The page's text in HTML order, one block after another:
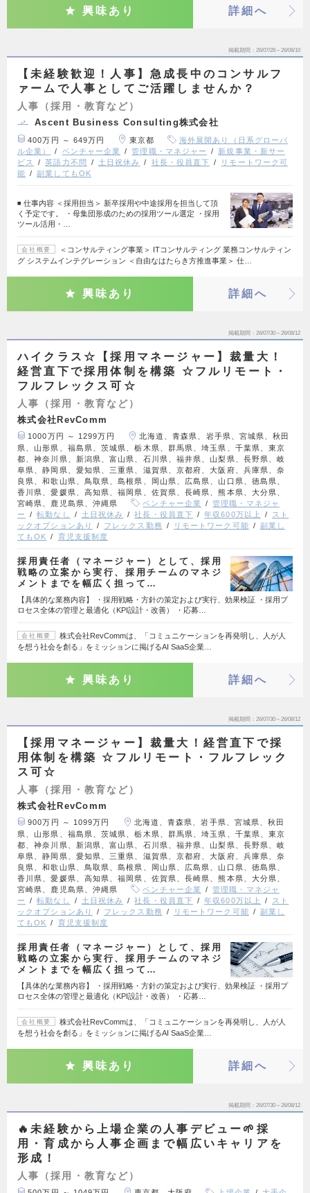
興味あり 詳細へ
掲載期間 26/07/28～26/08/10
【未経験歓迎！人事】急成長中のコンサルフ
ァームで人事としてご活躍しませんか？
人事（採用・教育など）
Ascent Business Consulting株式会社
400万円 ～ 649万円 東京都
海外展開あり（日系グローバ
ル企業）
ベンチャー企業 管理職・マネジャー
新規事業・新サー
ビス
英語力不問 土日祝休み 社長・役員直下
リモートワーク可
能
副業してもOK
◾️ 仕事内容 ＜採用担当＞ 新卒採用や中途採用を担当して頂
く予定です。 ・母集団形成のための採用ツール選定 ・採用
ツール活用・…
会社概要
＜コンサルティング事業＞ ITコンサルティング 業務コンサルティン
グ システムインテグレーション ＜自由なはたらき方推進事業＞ 仕…
興味あり 詳細へ
掲載期間 26/07/30～26/08/12
ハイクラス☆【採用マネージャー】裁量大！
経営直下で採用体制を構築 ☆フルリモート・
フルフレックス可☆
人事（採用・教育など）
株式会社RevComm
1000万円 ～ 1299万円
北海道、青森県、岩手県、宮城県、秋田
県、山形県、福島県、茨城県、栃木県、群馬県、埼玉県、千葉県、東京
都、神奈川県、新潟県、富山県、石川県、福井県、山梨県、長野県、岐
阜県、静岡県、愛知県、三重県、滋賀県、京都府、大阪府、兵庫県、奈
良県、和歌山県、鳥取県、島根県、岡山県、広島県、山口県、徳島県、
香川県、愛媛県、高知県、福岡県、佐賀県、長崎県、熊本県、大分県、
宮崎県、鹿児島県、沖縄県
ベンチャー企業
管理職・マネジャ
ー
転勤なし 土日祝休み 社長・役員直下 年収600万以上
スト
ックオプションあり
フレックス勤務 リモートワーク可能
副業し
てもOK
育児支援制度
採用責任者（マネージャー）として、採用
戦略の立案から実行、採用チームのマネジ
メントまでを幅広く担って…
【具体的な業務内容】 ・採用戦略・方針の策定および実行、効果検証 ・採用プ
ロセス全体の管理と最適化（KPI設計・改善） ・応募…
会社概要
株式会社RevCommは、「コミュニケーションを再発明し、人が人
を想う社会を創る」をミッションに掲げるAI SaaS企業…
興味あり 詳細へ
掲載期間 26/07/30～26/08/12
【採用マネージャー】裁量大！経営直下で採
用体制を構築 ☆フルリモート・フルフレック
ス可☆
人事（採用・教育など）
株式会社RevComm
900万円 ～ 1099万円
北海道、青森県、岩手県、宮城県、秋田
県、山形県、福島県、茨城県、栃木県、群馬県、埼玉県、千葉県、東京
都、神奈川県、新潟県、富山県、石川県、福井県、山梨県、長野県、岐
阜県、静岡県、愛知県、三重県、滋賀県、京都府、大阪府、兵庫県、奈
良県、和歌山県、鳥取県、島根県、岡山県、広島県、山口県、徳島県、
香川県、愛媛県、高知県、福岡県、佐賀県、長崎県、熊本県、大分県、
宮崎県、鹿児島県、沖縄県
ベンチャー企業
管理職・マネジャ
ー
転勤なし 土日祝休み 社長・役員直下 年収600万以上
スト
ックオプションあり
フレックス勤務 リモートワーク可能
副業し
てもOK
育児支援制度
採用責任者（マネージャー）として、採用
戦略の立案から実行、採用チームのマネジ
メントまでを幅広く担って…
【具体的な業務内容】 ・採用戦略・方針の策定および実行、効果検証 ・採用プ
ロセス全体の管理と最適化（KPI設計・改善） ・応募…
会社概要
株式会社RevCommは、「コミュニケーションを再発明し、人が人
を想う社会を創る」をミッションに掲げるAI SaaS企業…
興味あり 詳細へ
掲載期間 26/07/30～26/08/12
🔥未経験から上場企業の人事デビュー🌱採
用・育成から人事企画まで幅広いキャリアを
形成！
人事（採用・教育など）